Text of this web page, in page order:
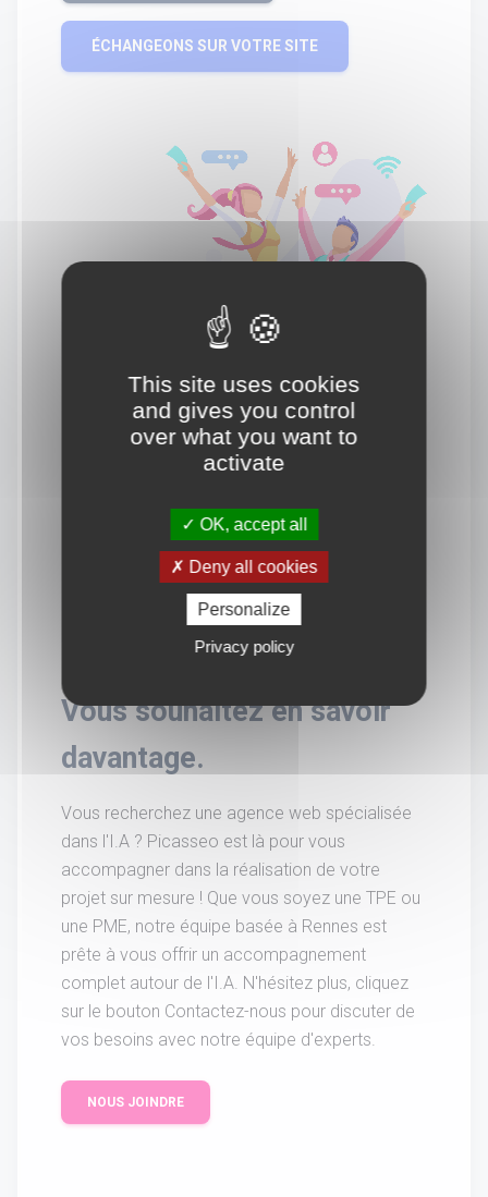
ÉCHANGEONS SUR VOTRE SITE
Vous souhaitez en savoir
davantage.
Vous recherchez une agence web spécialisée
dans l'I.A ? Picasseo est là pour vous
accompagner dans la réalisation de votre
projet sur mesure ! Que vous soyez une TPE ou
une PME, notre équipe basée à Rennes est
prête à vous offrir un accompagnement
complet autour de l'I.A. N'hésitez plus, cliquez
sur le bouton Contactez-nous pour discuter de
vos besoins avec notre équipe d'experts.
NOUS JOINDRE
This site uses cookies
and gives you control
over what you want to
activate
OK, accept all
Deny all cookies
Personalize
Privacy policy